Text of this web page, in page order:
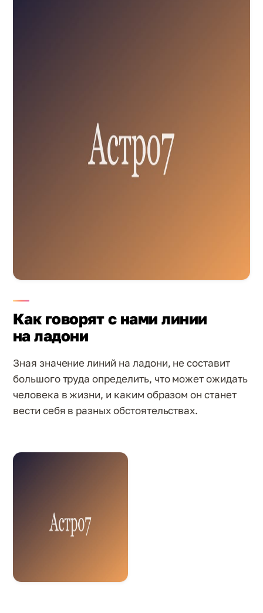
Как говорят с нами линии
на ладони
Зная значение линий на ладони, не составит
большого труда определить, что может ожидать
человека в жизни, и каким образом он станет
вести себя в разных обстоятельствах.